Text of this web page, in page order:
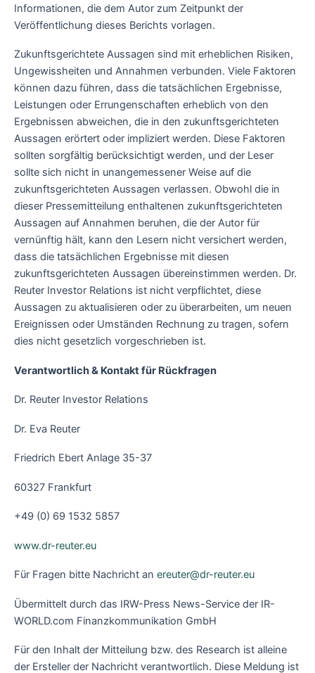
Informationen, die dem Autor zum Zeitpunkt der
Veröffentlichung dieses Berichts vorlagen.
Zukunftsgerichtete Aussagen sind mit erheblichen Risiken,
Ungewissheiten und Annahmen verbunden. Viele Faktoren
können dazu führen, dass die tatsächlichen Ergebnisse,
Leistungen oder Errungenschaften erheblich von den
Ergebnissen abweichen, die in den zukunftsgerichteten
Aussagen erörtert oder impliziert werden. Diese Faktoren
sollten sorgfältig berücksichtigt werden, und der Leser
sollte sich nicht in unangemessener Weise auf die
zukunftsgerichteten Aussagen verlassen. Obwohl die in
dieser Pressemitteilung enthaltenen zukunftsgerichteten
Aussagen auf Annahmen beruhen, die der Autor für
vernünftig hält, kann den Lesern nicht versichert werden,
dass die tatsächlichen Ergebnisse mit diesen
zukunftsgerichteten Aussagen übereinstimmen werden. Dr.
Reuter Investor Relations ist nicht verpflichtet, diese
Aussagen zu aktualisieren oder zu überarbeiten, um neuen
Ereignissen oder Umständen Rechnung zu tragen, sofern
dies nicht gesetzlich vorgeschrieben ist.
Verantwortlich & Kontakt für Rückfragen
Dr. Reuter Investor Relations
Dr. Eva Reuter
Friedrich Ebert Anlage 35-37
60327 Frankfurt
+49 (0) 69 1532 5857
www.dr-reuter.eu
Für Fragen bitte Nachricht an ereuter@dr-reuter.eu
Übermittelt durch das IRW-Press News-Service der IR-
WORLD.com Finanzkommunikation GmbH
Für den Inhalt der Mitteilung bzw. des Research ist alleine
der Ersteller der Nachricht verantwortlich. Diese Meldung ist